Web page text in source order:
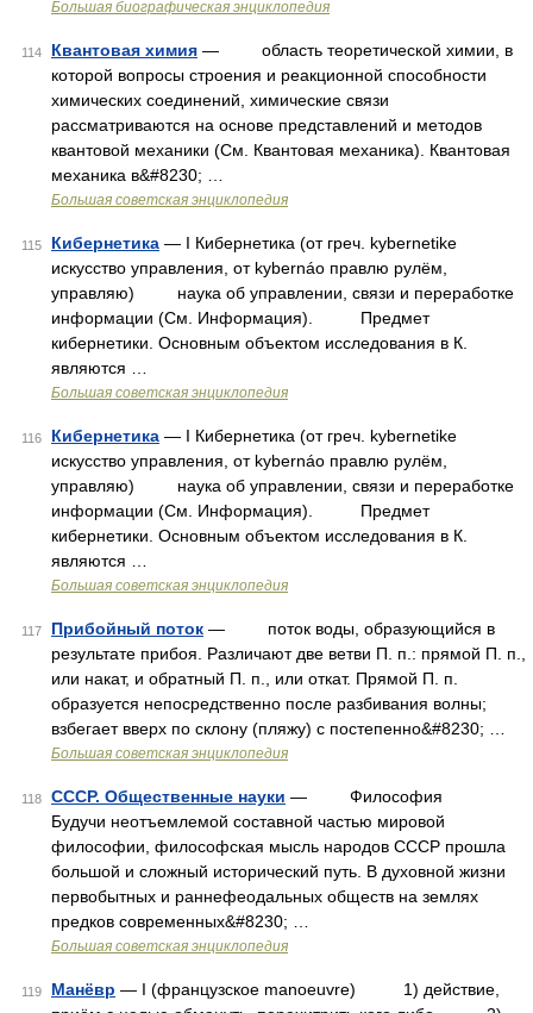
Большая биографическая энциклопедия
114 Квантовая химия — область теоретической химии, в
которой вопросы строения и реакционной способности
химических соединений, химические связи
рассматриваются на основе представлений и методов
квантовой механики (См. Квантовая механика). Квантовая
механика в&#8230; …
Большая советская энциклопедия
115 Кибернетика — I Кибернетика (от греч. kybernetike
искусство управления, от kybernáo правлю рулём,
управляю) наука об управлении, связи и переработке
информации (См. Информация). Предмет
кибернетики. Основным объектом исследования в К.
являются …
Большая советская энциклопедия
116 Кибернетика — I Кибернетика (от греч. kybernetike
искусство управления, от kybernáo правлю рулём,
управляю) наука об управлении, связи и переработке
информации (См. Информация). Предмет
кибернетики. Основным объектом исследования в К.
являются …
Большая советская энциклопедия
117 Прибойный поток — поток воды, образующийся в
результате прибоя. Различают две ветви П. п.: прямой П. п.,
или накат, и обратный П. п., или откат. Прямой П. п.
образуется непосредственно после разбивания волны;
взбегает вверх по склону (пляжу) с постепенно&#8230; …
Большая советская энциклопедия
118 СССР. Общественные науки — Философия
Будучи неотъемлемой составной частью мировой
философии, философская мысль народов СССР прошла
большой и сложный исторический путь. В духовной жизни
первобытных и раннефеодальных обществ на землях
предков современных&#8230; …
Большая советская энциклопедия
119 Манёвр — I (французское manoeuvre) 1) действие,